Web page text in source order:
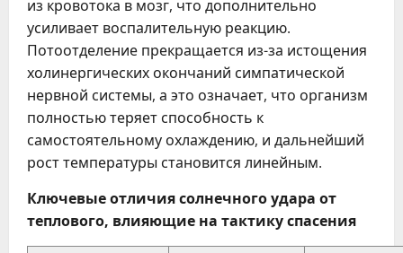
из кровотока в мозг, что дополнительно
усиливает воспалительную реакцию.
Потоотделение прекращается из-за истощения
холинергических окончаний симпатической
нервной системы, а это означает, что организм
полностью теряет способность к
самостоятельному охлаждению, и дальнейший
рост температуры становится линейным.
Ключевые отличия солнечного удара от
теплового, влияющие на тактику спасения